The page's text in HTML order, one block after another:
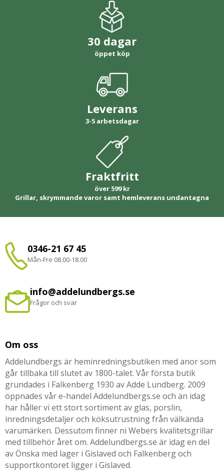
30 dagar
öppet köp
Leverans
3-5 arbetsdagar
Fraktfritt
över 599 kr
Grillar, skrymmande varor samt hemleverans undantagna
0346-21 67 45
Mån-Fre 08.00-18.00
info@addelundbergs.se
Frågor och svar
Om oss
Addelundbergs är heminredningsbutiken med anor som
går tillbaka till slutet av 1800-talet. Vår första butik
grundades i Falkenberg 1930 av Adde Lundberg. 2009
öppnades vår e-handel Addelundbergs.se och än idag
har håller vi ett stort sortiment av glas, porslin,
inredningsdetaljer och köksutrustning från välkända
varumärken. Dessutom finner ni Webers kvalitetsgrillar
med tillbehör året om. Addelundbergs.se är idag en del
av Önska med lager i Gislaved och Falkenberg och
supportkontoret ligger i Gislaved.